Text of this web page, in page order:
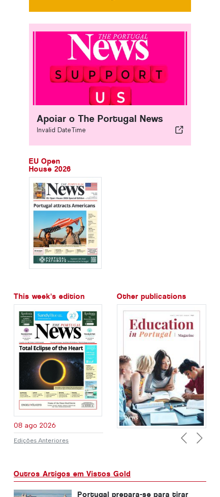
Apoiar o The Portugal News
Invalid DateTime
EU Open
House 2026
This week's edition
08 ago 2026
Edições Anteriores
Other publications
Previous
Next
Outros Artigos em Vistos Gold
Portugal prepara-se para tirar